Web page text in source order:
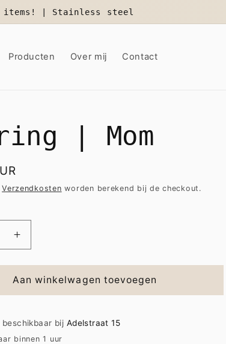
items! | Stainless steel
Producten Over mij Contact
| Mom
Verzendkosten worden berekend bij de checkout.
Aantal
verhogen
voor
Earring
|
Aan winkelwagen toevoegen
bij Adelstraat 15
binnen 1 uur